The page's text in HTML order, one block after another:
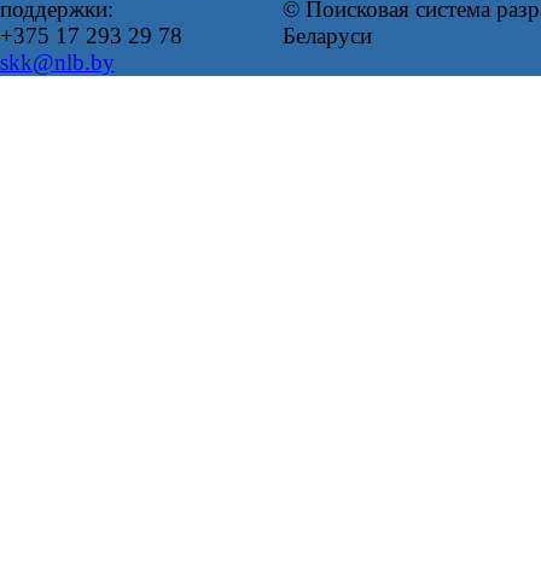
поддержки:
+375 17 293 29 78
skk@nlb.by
© Поисковая система
Беларуси